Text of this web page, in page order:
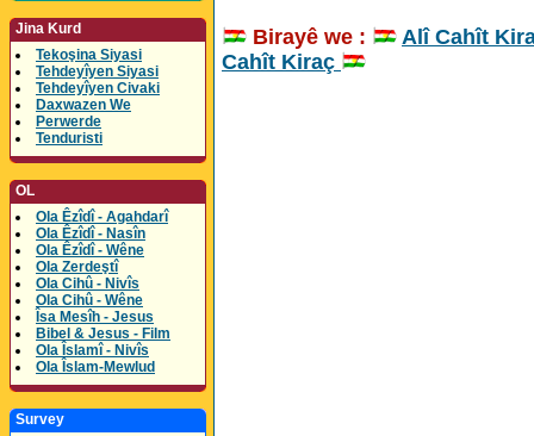
Jina Kurd
Tekoşina Siyasi
Tehdeyîyen Siyasi
Tehdeyîyen Civaki
Daxwazen We
Perwerde
Tenduristi
OL
Ola Êzîdî - Agahdarî
Ola Êzîdî - Nasîn
Ola Êzîdî - Wêne
Ola Zerdeştî
Ola Cihû - Nivîs
Ola Cihû - Wêne
Îsa Mesîh - Jesus
Bibel & Jesus - Film
Ola Îslamî - Nivîs
Ola Îslam-Mewlud
Survey
Birayê we :
Alî Cahît
Cahît Kiraç